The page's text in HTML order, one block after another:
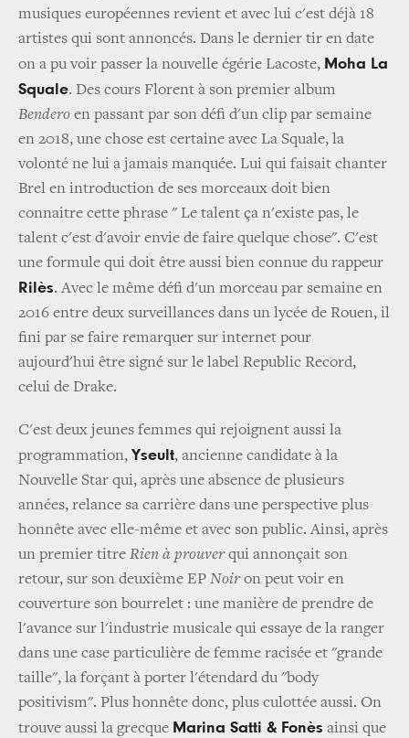
musiques européennes revient et avec lui c'est déjà 18
artistes qui sont annoncés. Dans le dernier tir en date
on a pu voir passer la nouvelle égérie Lacoste, Moha La
Squale. Des cours Florent à son premier album
Bendero en passant par son défi d'un clip par semaine
en 2018, une chose est certaine avec La Squale, la
volonté ne lui a jamais manquée. Lui qui faisait chanter
Brel en introduction de ses morceaux doit bien
connaitre cette phrase " Le talent ça n'existe pas, le
talent c'est d'avoir envie de faire quelque chose". C'est
une formule qui doit être aussi bien connue du rappeur
Rilès. Avec le même défi d'un morceau par semaine en
2016 entre deux surveillances dans un lycée de Rouen, il
fini par se faire remarquer sur internet pour
aujourd'hui être signé sur le label Republic Record,
celui de Drake.
C'est deux jeunes femmes qui rejoignent aussi la
programmation, Yseult, ancienne candidate à la
Nouvelle Star qui, après une absence de plusieurs
années, relance sa carrière dans une perspective plus
honnête avec elle-même et avec son public. Ainsi, après
un premier titre Rien à prouverqui annonçait son
retour, sur son deuxième EP Noiron peut voir en
couverture son bourrelet : une manière de prendre de
l'avance sur l'industrie musicale qui essaye de la ranger
dans une case particulière de femme racisée et "grande
taille", la forçant à porter l'étendard du "body
positivism". Plus honnête donc, plus culottée aussi. On
trouve aussi la grecque Marina Satti & Fonès ainsi que